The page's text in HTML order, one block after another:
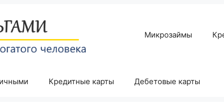
Микрозаймы
Кредитные карты Дебетовые карты